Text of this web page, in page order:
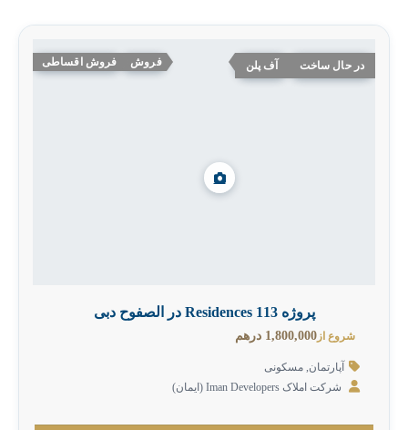
در حال ساخت آف پلن فروش فروش اقساطی
پروژه 113 Residences در الصفوح دبی
شروع از 1,800,000 درهم
آپارتمان,مسکونی
شرکت املاک Iman Developers‎ (ایمان)